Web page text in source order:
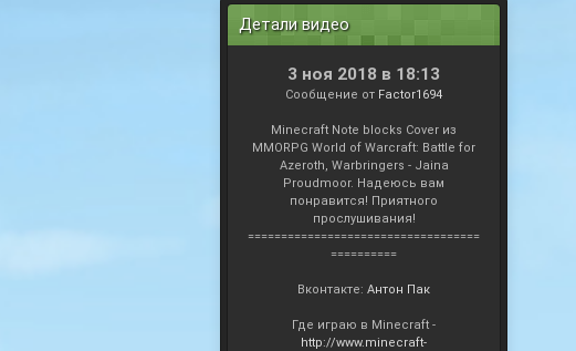
Детали видео
3 ноя 2018 в 18:13
Сообщение от Factor1694
Minecraft Note blocks Cover из
MMORPG World of Warcraft: Battle for
Azeroth, Warbringers - Jaina
Proudmoor. Надеюсь вам
понравится! Приятного
прослушивания!
===================================
==========
Вконтакте: Антон Пак
Где играю в Minecraft -
http://www.minecraft-